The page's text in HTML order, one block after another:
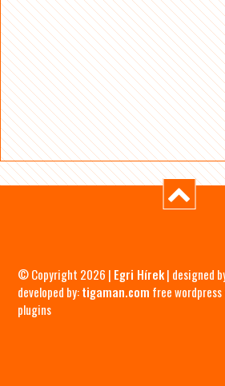
© Copyright 2026 | Egri Hírek| designed
developed by:tigaman.com free
plugins